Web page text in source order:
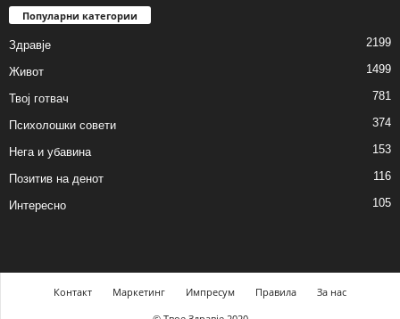
Популарни категории
Здравје 2199
Живот 1499
Твој готвач 781
Психолошки совети 374
Нега и убавина 153
Позитив на денот 116
Интересно 105
Контакт Маркетинг Импресум Правила
За нас